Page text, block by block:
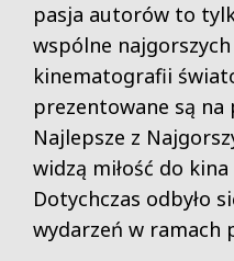
pasja autorów to
wspólne
kinematografii
prezentowane są na
Najlepsze z
widzą miłość do
Dotychczas odbyło
wydarzeń w ramach